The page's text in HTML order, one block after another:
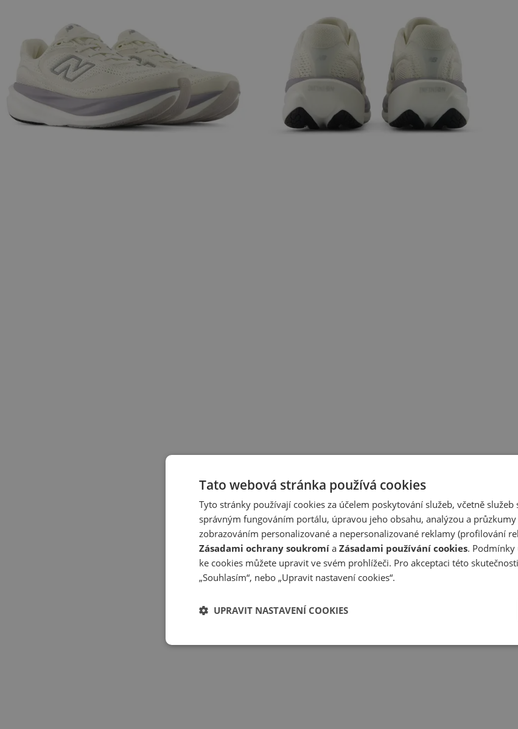
Tato webová stránka používá cookies
Tyto stránky používají cookies za účelem poskytování služeb, včetně služeb
správným fungováním portálu, úpravou jeho obsahu, analýzou a
zobrazováním personalizované a nepersonalizované reklamy (profilování
Zásadami ochrany soukromí a Zásadami používání cookies.
ke cookies můžete upravit ve svém prohlížeči. Pro akceptaci této
„Souhlasím“, nebo „Upravit nastavení cookies“.
UPRAVIT NASTAVENÍ COOKIES